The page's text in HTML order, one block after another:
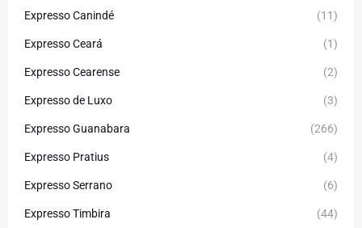
Expresso Canindé (11)
Expresso Ceará (1)
Expresso Cearense (2)
Expresso de Luxo (3)
Expresso Guanabara (266)
Expresso Pratius (4)
Expresso Serrano (6)
Expresso Timbira (44)